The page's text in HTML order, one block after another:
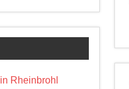
Rheinbrohl